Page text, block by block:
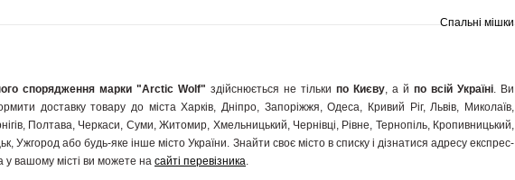
Спальні мішки
спорядження марки "Arctic Wolf" здійснюється не тільки по Києву , а й по всій Україні . Ви
доставку товару до міста Харків, Дніпро, Запоріжжя, Одеса, Кривий Ріг, Львів, Миколаїв,
Полтава, Черкаси, Суми, Житомир, Хмельницький, Чернівці, Рівне, Тернопіль, Кропивницький,
Ужгород або будь-яке інше місто України. Знайти своє місто в списку і дізнатися адресу експрес-
вашому місті ви можете на сайті перевізника